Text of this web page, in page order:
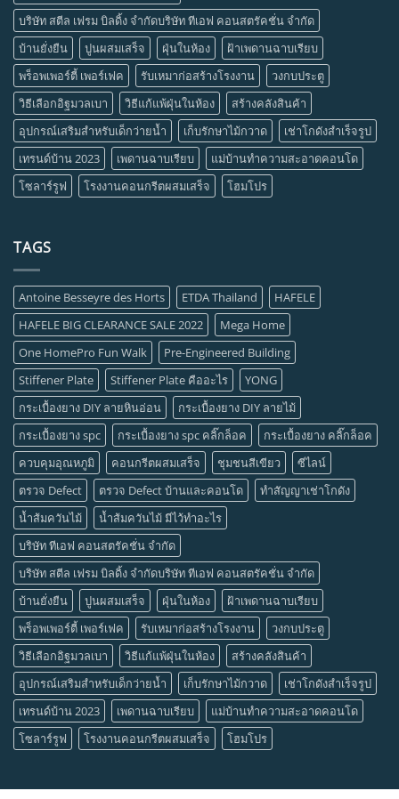
บริษัท สตีล เฟรม บิลดิ้ง จำกัดบริษัท ทีเอฟ คอนสตรัคชั่น จำกัด
บ้านยั่งยืน
ปูนผสมเสร็จ ฝุ่นในห้อง
ฝ้าเพดานฉาบเรียบ
พร็อพเพอร์ตี้ เพอร์เฟค
รับเหมาก่อสร้างโรงงาน
วงกบประตู
วิธีเลือกอิฐมวลเบา
วิธีแก้แพ้ฝุ่นในห้อง
สร้างคลังสินค้า
อุปกรณ์เสริมสำหรับเด็กว่ายน้ำ
เก็บรักษาไม้กวาด
เช่าโกดังสำเร็จรูป
เทรนด์บ้าน 2023
เพดานฉาบเรียบ
แม่บ้านทำความสะอาดคอนโด
โซลาร์รูฟ
โรงงานคอนกรีตผสมเสร็จ โฮมโปร
TAGS
Antoine Besseyre des Horts ETDA Thailand
HAFELE
HAFELE BIG CLEARANCE SALE 2022
Mega Home
One HomePro Fun Walk
Pre-Engineered Building
Stiffener Plate
Stiffener Plate คืออะไร
YONG
กระเบื้องยาง DIY ลายหินอ่อน
กระเบื้องยาง DIY ลายไม้
กระเบื้องยาง spc
กระเบื้องยาง spc คลิ๊กล็อค
กระเบื้องยาง คลิ๊กล็อค
ควบคุมอุณหภูมิ
คอนกรีตผสมเสร็จ ชุมชนสีเขียว
ซีไลน์
ตรวจ Defect
ตรวจ Defect บ้านและคอนโด
ทำสัญญาเช่าโกดัง
น้ำส้มควันไม้
น้ำส้มควันไม้ มีไว้ทำอะไร
บริษัท ทีเอฟ คอนสตรัคชั่น จำกัด
บริษัท สตีล เฟรม บิลดิ้ง จำกัดบริษัท ทีเอฟ คอนสตรัคชั่น จำกัด
บ้านยั่งยืน
ปูนผสมเสร็จ ฝุ่นในห้อง
ฝ้าเพดานฉาบเรียบ
พร็อพเพอร์ตี้ เพอร์เฟค
รับเหมาก่อสร้างโรงงาน
วงกบประตู
วิธีเลือกอิฐมวลเบา
วิธีแก้แพ้ฝุ่นในห้อง
สร้างคลังสินค้า
อุปกรณ์เสริมสำหรับเด็กว่ายน้ำ
เก็บรักษาไม้กวาด
เช่าโกดังสำเร็จรูป
เทรนด์บ้าน 2023
เพดานฉาบเรียบ
แม่บ้านทำความสะอาดคอนโด
โซลาร์รูฟ
โรงงานคอนกรีตผสมเสร็จ โฮมโปร